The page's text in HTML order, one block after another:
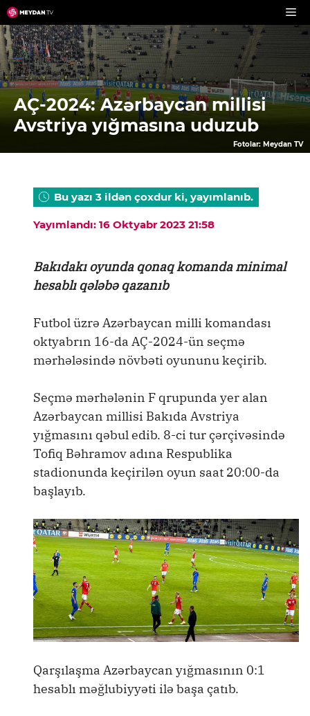
Skip
to
content
AÇ-2024: Azərbaycan millisi
Avstriya yığmasına uduzub
Fotolar: Meydan TV
Bu yazı 3 ildən çoxdur ki, yayımlanıb.
Yayımlandı: 16 Oktyabr 2023 21:58
Bakıdakı oyunda qonaq komanda minimal
hesablı qələbə qazanıb
Futbol üzrə Azərbaycan milli komandası
oktyabrın 16-da AÇ-2024-ün seçmə
mərhələsində növbəti oyununu keçirib.
Seçmə mərhələnin F qrupunda yer alan
Azərbaycan millisi Bakıda Avstriya
yığmasını qəbul edib. 8-ci tur çərçivəsində
Tofiq Bəhramov adına Respublika
stadionunda keçirilən oyun saat 20:00-da
başlayıb.
Qarşılaşma Azərbaycan yığmasının 0:1
hesablı məğlubiyyəti ilə başa çatıb.